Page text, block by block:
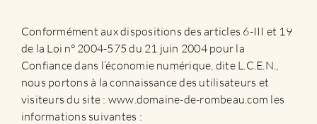
Conformément aux dispositions des articles 6-III et 19
de la Loi n° 2004-575 du 21 juin 2004 pour la
Confiance dans l’économie numérique, dite L.C.E.N.,
nous portons à la connaissance des utilisateurs et
visiteurs du site : www.domaine-de-rombeau.com les
informations suivantes :